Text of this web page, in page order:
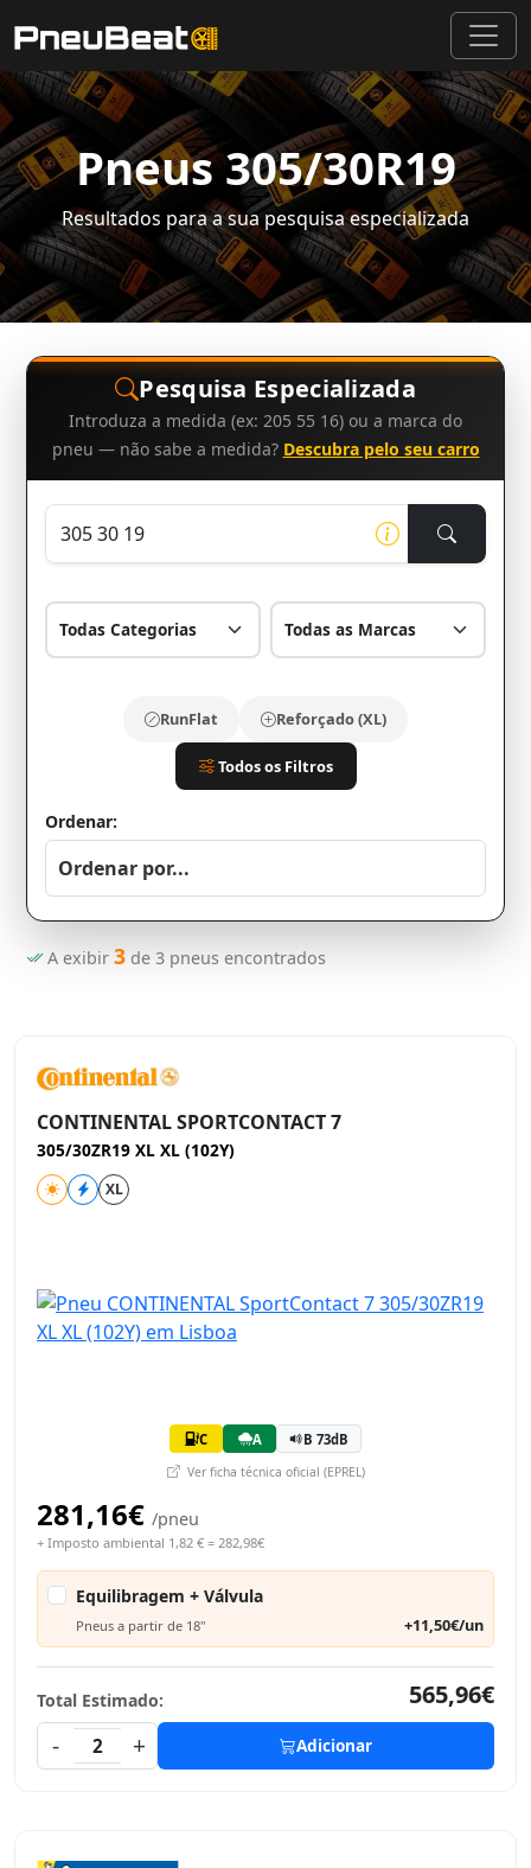
Pneus 305/30R19
Resultados para a sua pesquisa especializada
Pesquisa Especializada
Introduza a medida (ex: 205 55 16) ou a marca do
pneu — não sabe a medida? Descubra pelo seu carro
RunFlat Reforçado (XL)
Todos os Filtros
Ordenar:
A exibir 3 de 3 pneus encontrados
CONTINENTAL SPORTCONTACT 7
305/30ZR19 XL XL (102Y)
XL
C A B 73dB
Ver ficha técnica oficial (EPREL)
281,16€ /pneu
+ Imposto ambiental 1,82 € = 282,98€
Equilibragem + Válvula
Pneus a partir de 18" +11,50€/un
Total Estimado:
565,96€
-
2 + Adicionar